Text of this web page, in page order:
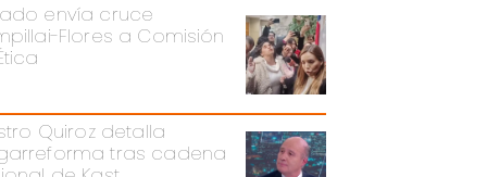
envía cruce
Flores a Comisión
Quiroz detalla
tras cadena